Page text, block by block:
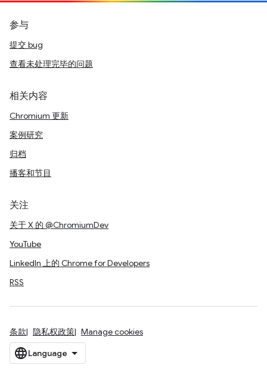
参与
提交 bug
查看未处理完毕的问题
相关内容
Chromium 更新
案例研究
归档
播客和节目
关注
关于 X 的 @ChromiumDev
YouTube
LinkedIn 上的 Chrome for Developers
RSS
条款 隐私权政策 Manage cookies